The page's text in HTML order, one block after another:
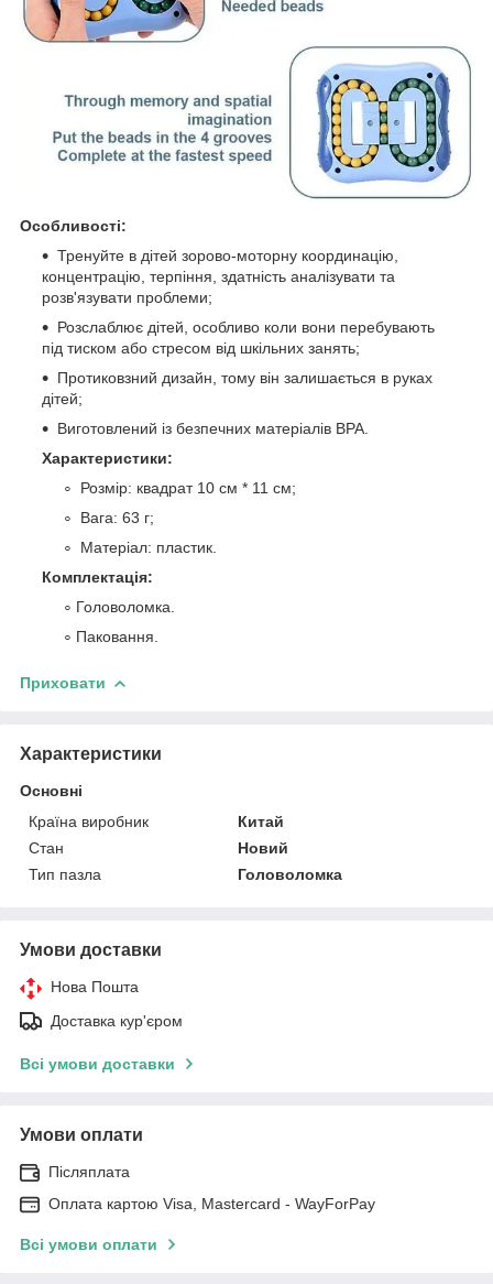
Особливості:
Тренуйте в дітей зорово-моторну координацію,
концентрацію, терпіння, здатність аналізувати та
розв'язувати проблеми;
Розслаблює дітей, особливо коли вони перебувають
під тиском або стресом від шкільних занять;
Протиковзний дизайн, тому він залишається в руках
дітей;
Виготовлений із безпечних матеріалів BPA.
Характеристики:
Розмір: квадрат 10 см * 11 см;
Вага: 63 г;
Матеріал: пластик.
Комплектація:
Головоломка.
Паковання.
Приховати
Характеристики
Основні
Країна виробник
Китай
Стан
Новий
Тип пазла
Головоломка
Умови доставки
Нова Пошта
Доставка кур'єром
Всі умови доставки
Умови оплати
Післяплата
Оплата картою Visa, Mastercard - WayForPay
Всі умови оплати